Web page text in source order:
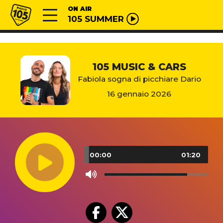
Vai al contenuto
Radio 105 ON AIR
105 SUMMER
105 MUSIC & CARS
Fabiola sogna di picchiare Dario
16 gennaio 2026
Audio
Player
00:00 01:20
Use
keys